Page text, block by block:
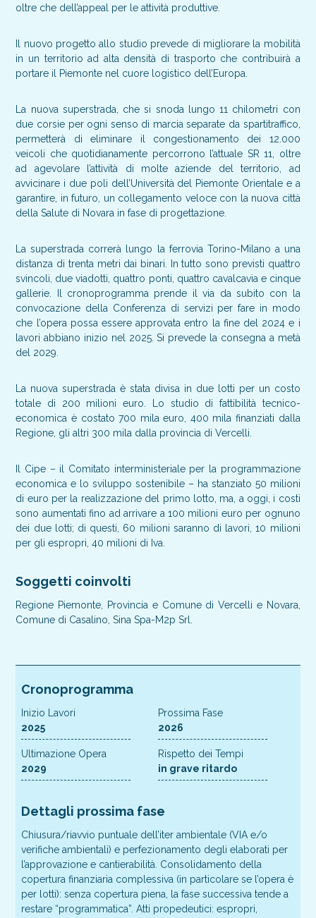
oltre che dell’appeal per le attività produttive.
Il nuovo progetto allo studio prevede di migliorare la mobilità
in un territorio ad alta densità di trasporto che contribuirà a
portare il Piemonte nel cuore logistico dell’Europa.
La nuova superstrada, che si snoda lungo 11 chilometri con
due corsie per ogni senso di marcia separate da spartitraffico,
permetterà di eliminare il congestionamento dei 12.000
veicoli che quotidianamente percorrono l’attuale SR 11, oltre
ad agevolare l’attività di molte aziende del territorio, ad
avvicinare i due poli dell’Università del Piemonte Orientale e a
garantire, in futuro, un collegamento veloce con la nuova città
della Salute di Novara in fase di progettazione.
La superstrada correrà lungo la ferrovia Torino-Milano a una
distanza di trenta metri dai binari. In tutto sono previsti quattro
svincoli, due viadotti, quattro ponti, quattro cavalcavia e cinque
gallerie. Il cronoprogramma prende il via da subito con la
convocazione della Conferenza di servizi per fare in modo
che l’opera possa essere approvata entro la fine del 2024 e i
lavori abbiano inizio nel 2025. Si prevede la consegna a metà
del 2029.
La nuova superstrada è stata divisa in due lotti per un costo
totale di 200 milioni euro. Lo studio di fattibilità tecnico-
economica è costato 700 mila euro, 400 mila finanziati dalla
Regione, gli altri 300 mila dalla provincia di Vercelli.
Il Cipe – il Comitato interministeriale per la programmazione
economica e lo sviluppo sostenibile – ha stanziato 50 milioni
di euro per la realizzazione del primo lotto, ma, a oggi, i costi
sono aumentati fino ad arrivare a 100 milioni euro per ognuno
dei due lotti; di questi, 60 milioni saranno di lavori, 10 milioni
per gli espropri, 40 milioni di Iva.
Soggetti coinvolti
Regione Piemonte, Provincia e Comune di Vercelli e Novara,
Comune di Casalino, Sina Spa-M2p Srl.
Cronoprogramma
Inizio Lavori
2025
Prossima Fase
2026
Ultimazione Opera
2029
Rispetto dei Tempi
in grave ritardo
Dettagli prossima fase
Chiusura/riavvio puntuale dell’iter ambientale (VIA e/o
verifiche ambientali) e perfezionamento degli elaborati per
l’approvazione e cantierabilità. Consolidamento della
copertura finanziaria complessiva (in particolare se l’opera è
per lotti): senza copertura piena, la fase successiva tende a
restare “programmatica”. Atti propedeutici: espropri,